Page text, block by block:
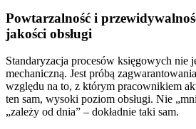
Powtarzalność i
jakości obsługi
Standaryzacja procesów księgowych nie
mechaniczną. Jest próbą
względu na to, z którym pracownikiem
ten sam, wysoki poziom obsługi. Nie
„zależy od dnia” – dokładnie taki sam.